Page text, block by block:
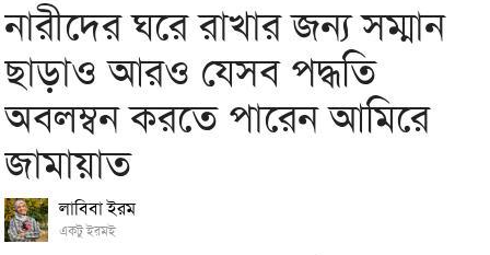
নারীদের ঘরে রাখার জন্য সম্মান
ছাড়াও আরও যেসব পদ্ধতি
অবলম্বন করতে পারেন আমিরে
জামায়াত
লাবিবা ইরম
একটু ইরমই